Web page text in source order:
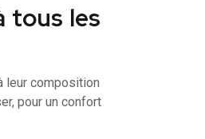
tous les
leur composition
pour un confort